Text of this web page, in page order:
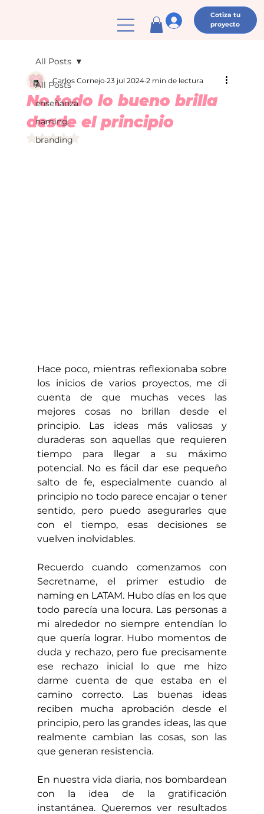
Cotiza tu
proyecto
All Posts
enseñanza
naming
branding
All Posts
No todo lo bueno brilla
desde el principio
Carlos Cornejo 23 jul 2024 2 min de lectura
Obtuvo NaN de 5 estrellas.
Hace poco, mientras reflexionaba sobre
los inicios de varios proyectos, me di
cuenta de que muchas veces las
mejores cosas no brillan desde el
principio. Las ideas más valiosas y
duraderas son aquellas que requieren
tiempo para llegar a su máximo
potencial. No es fácil dar ese pequeño
salto de fe, especialmente cuando al
principio no todo parece encajar o tener
sentido, pero puedo asegurarles que
con el tiempo, esas decisiones se
vuelven inolvidables.
Recuerdo cuando comenzamos con
Secretname, el primer estudio de
naming en LATAM. Hubo días en los que
todo parecía una locura. Las personas a
mi alrededor no siempre entendían lo
que quería lograr. Hubo momentos de
duda y rechazo, pero fue precisamente
ese rechazo inicial lo que me hizo
darme cuenta de que estaba en el
camino correcto. Las buenas ideas
reciben mucha aprobación desde el
principio, pero las grandes ideas, las que
realmente cambian las cosas, son las
que generan resistencia.
En nuestra vida diaria, nos bombardean
con la idea de la gratificación
instantánea. Queremos ver resultados